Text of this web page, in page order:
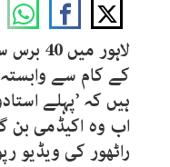
لاہور
کے کام سے
ہیں کہ ’پہلے
اب وہ اکیڈمی بن
راٹھور کی ویڈیو